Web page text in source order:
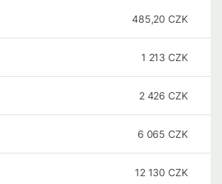
485,20 CZK
1 213 CZK
2 426 CZK
6 065 CZK
12 130 CZK